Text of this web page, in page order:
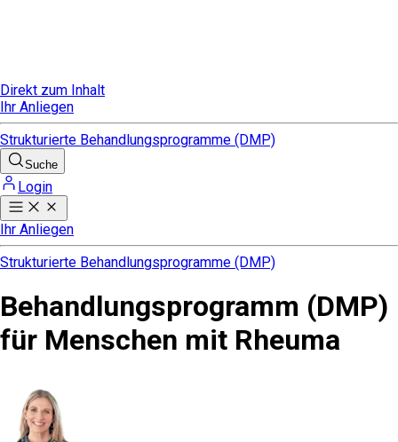
Direkt zum Inhalt
Ihr Anliegen
Strukturierte Behandlungsprogramme (DMP)
Suche
Login
Ihr Anliegen
Strukturierte Behandlungsprogramme (DMP)
Behandlungsprogramm (DMP)
für Menschen mit Rheuma